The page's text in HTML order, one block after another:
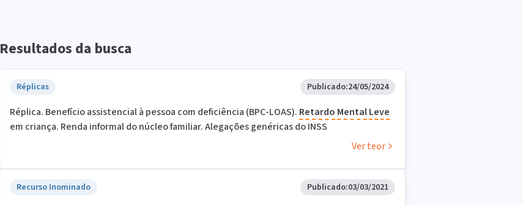
Resultados da busca
Réplicas Publicado:24/05/2024
Réplica. Benefício assistencial à pessoa com deficiência (BPC-LOAS). Retardo MentalLeve
em criança. Renda informal do núcleo familiar. Alegações genéricas do INSS
Ver teor
Recurso Inominado Publicado:03/03/2021